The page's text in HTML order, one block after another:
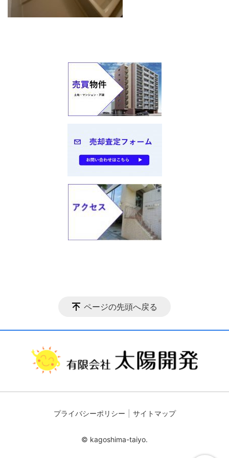
ページの先頭へ戻る
プライバシーポリシー サイトマップ
© kagoshima-taiyo.